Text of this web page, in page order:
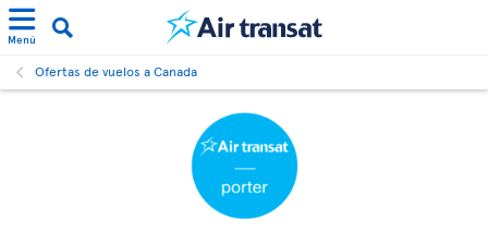
Menú
Ofertas de vuelos a Canada